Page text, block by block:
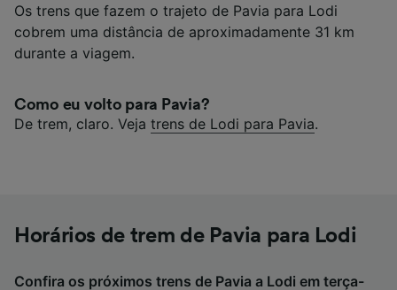
Os trens que fazem o trajeto de Pavia para Lodi
cobrem uma distância de aproximadamente 31 km
durante a viagem.
Como eu volto para Pavia?
De trem, claro. Veja trens de Lodi para Pavia.
Horários de trem de Pavia para Lodi
Confira os próximos trens de Pavia a Lodi em terça-